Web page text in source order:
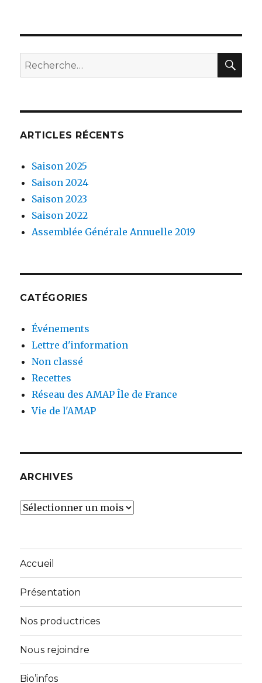
Recherche
pour
ARTICLES RÉCENTS
Saison 2025
Saison 2024
Saison 2023
Saison 2022
Assemblée Générale Annuelle 2019
CATÉGORIES
Événements
Lettre d'information
Non classé
Recettes
Réseau des AMAP Île de France
Vie de l'AMAP
ARCHIVES
Archives
Accueil
Présentation
Nos productrices
Nous rejoindre
Bio’infos